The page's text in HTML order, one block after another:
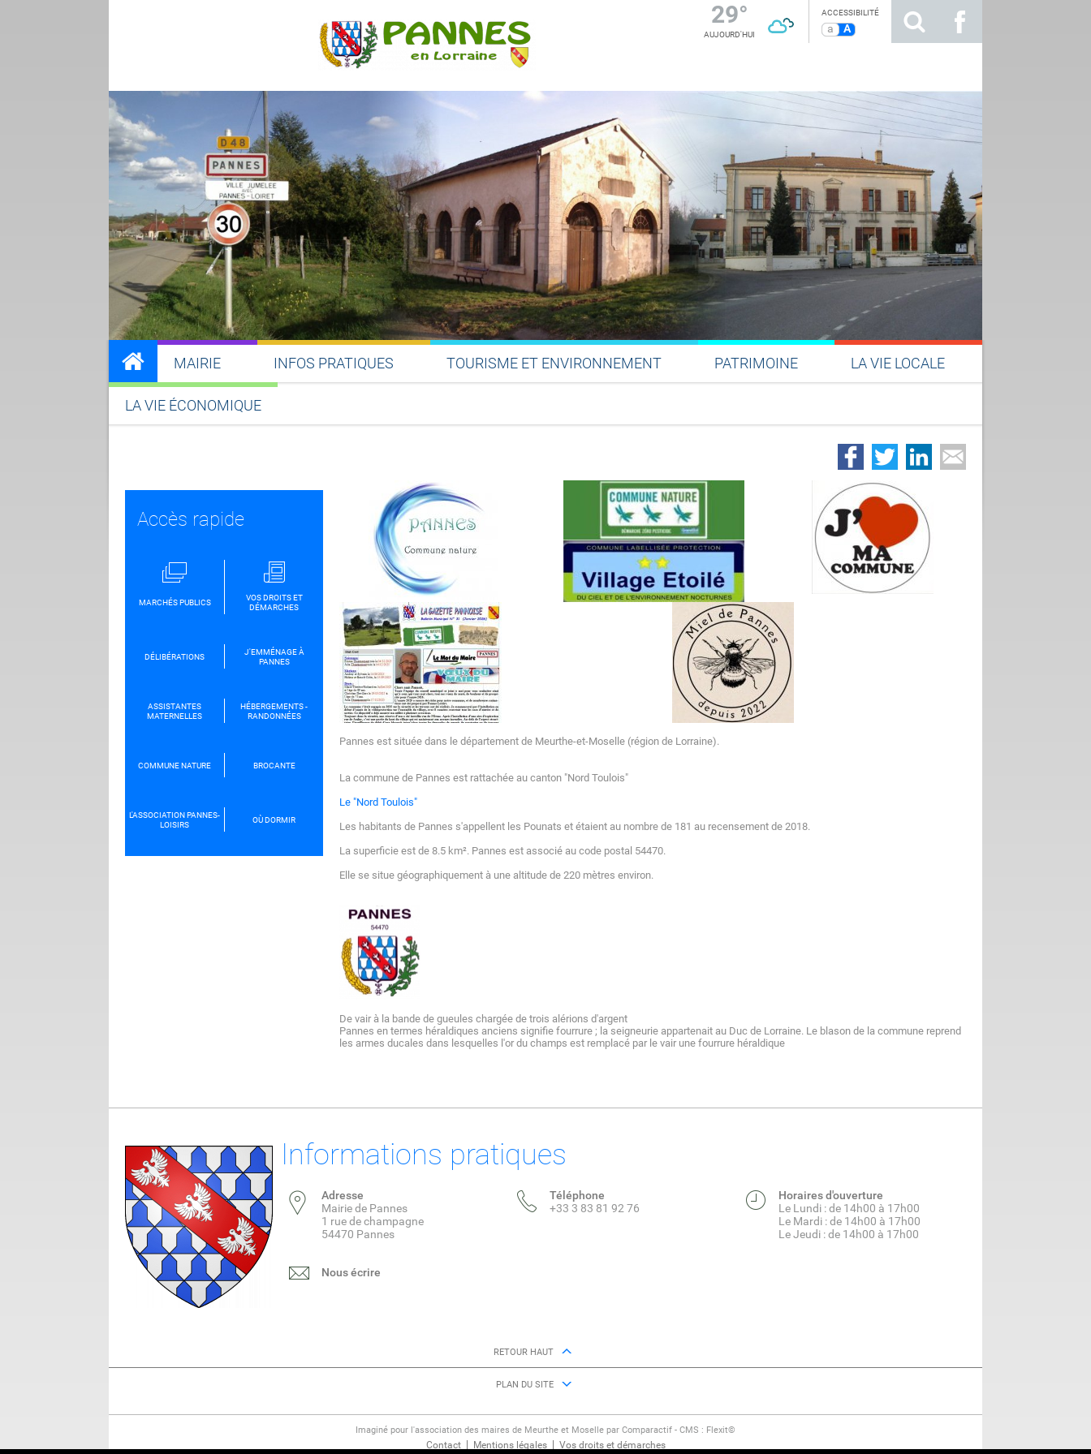
29°
AUJOURD'HUI
ACCESSIBILITÉ
a A
MAIRIE INFOS PRATIQUES TOURISME ET ENVIRONNEMENT PATRIMOINE LA VIE LOCALE
LA VIE ÉCONOMIQUE
Pannes est située dans le département de Meurthe-et-Moselle (région de Lorraine).
La commune de Pannes est rattachée au canton "Nord Toulois"
Le "Nord Toulois"
Les habitants de Pannes s'appellent les Pounats et étaient au nombre de 181 au recensement de 2018.
La superficie est de 8.5 km². Pannes est associé au code postal 54470.
Elle se situe géographiquement à une altitude de 220 mètres environ.
De vair à la bande de gueules chargée de trois alérions d'argent
Pannes en termes héraldiques anciens signifie fourrure ; la seigneurie appartenait au Duc de Lorraine. Le blason de la commune reprend
les armes ducales dans lesquelles l'or du champs est remplacé par le vair une fourrure héraldique
Accès rapide
MARCHÉS PUBLICS
VOS DROITS ET
DÉMARCHES
DÉLIBÉRATIONS
J'EMMÉNAGE À
PANNES
ASSISTANTES
MATERNELLES
HÉBERGEMENTS -
RANDONNÉES
COMMUNE NATURE BROCANTE
L'ASSOCIATION PANNES-
LOISIRS
OÙ DORMIR
Informations pratiques
Adresse
Mairie de Pannes
1 rue de champagne
54470 Pannes
Nous écrire
Téléphone
+33 3 83 81 92 76
Horaires d'ouverture
Le Lundi : de 14h00 à 17h00
Le Mardi : de 14h00 à 17h00
Le Jeudi : de 14h00 à 17h00
RETOUR HAUT
PLAN DU SITE
Imaginé pour l'association des maires de Meurthe et Moselle par Comparactif - CMS : Flexit©
Contact Mentions légales Vos droits et démarches